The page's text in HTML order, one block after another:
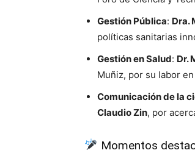
Gestión Pública: Dra.
políticas sanitarias
Gestión en Salud: Dr.
Muñiz, por su labor
Comunicación de la
Claudio Zin, por
Momentos